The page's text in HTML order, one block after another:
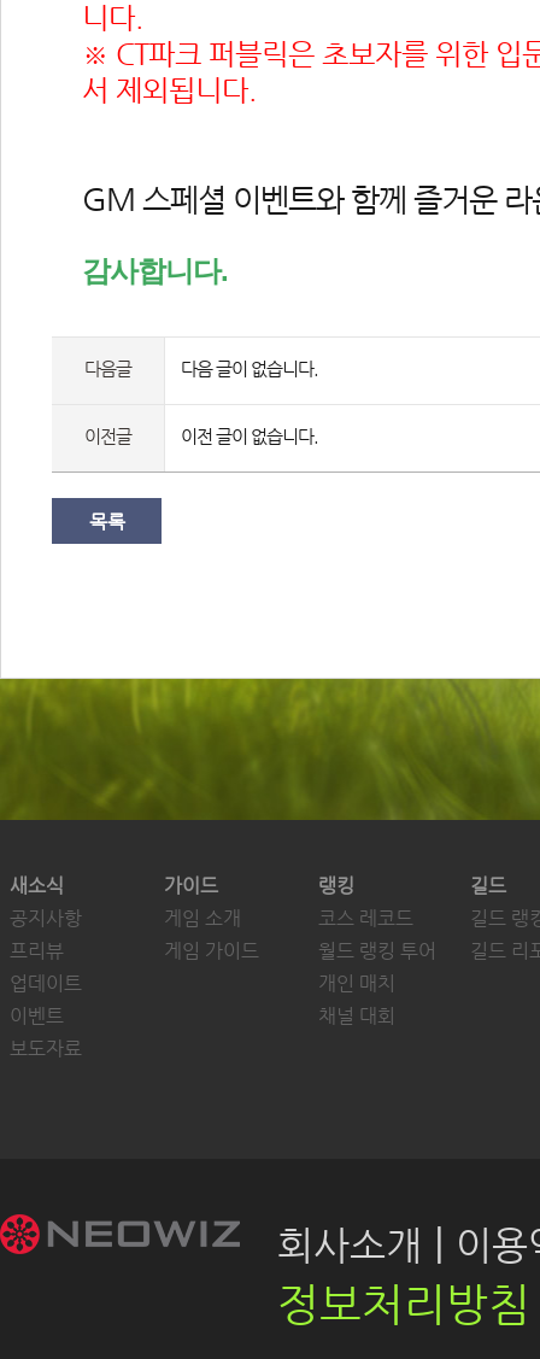
니다.
※ CT파크 퍼블릭은 초보자를 위한 입
서 제외됩니다.
GM 스페셜 이벤트와 함께 즐거운
감사합니다.
다음글 다음 글이 없습니다.
이전글 이전 글이 없습니다.
목록
새소식
공지사항
프리뷰
업데이트
이벤트
보도자료
가이드
게임 소개
게임 가이드
랭킹
코스 레코드
월드 랭킹 투어
개인 매치
채널 대회
길드
길드 랭
길드 리
회사소개 이
정보처리방침